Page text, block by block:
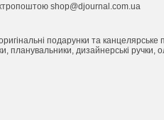
shop@djournal.com.ua
подарунки та
дизайнерські ручки,